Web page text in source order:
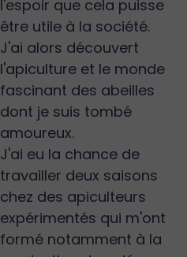
l'espoir que cela puisse
être utile à la société.
J'ai alors découvert
l'apiculture et le monde
fascinant des abeilles
dont je suis tombé
amoureux.
J'ai eu la chance de
travailler deux saisons
chez des apiculteurs
expérimentés qui m'ont
formé notamment à la